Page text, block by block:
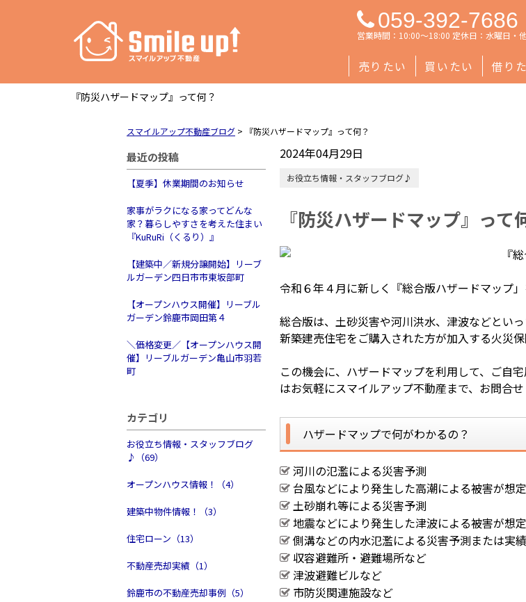
059-392-7686
営業時間：10:00～18:00 定休日：水曜日・
売りたい 買いたい 借り
『防災ハザードマップ』って何？
スマイルアップ不動産ブログ > 『防災ハザードマップ』って何？
最近の投稿
【夏季】休業期間のお知らせ
家事がラクになる家ってどんな
家？暮らしやすさを考えた住まい
『KuRuRi（くるり）』
【建築中／新規分譲開始】リーブ
ルガーデン四日市市東坂部町
【オープンハウス開催】リーブル
ガーデン鈴鹿市岡田第４
＼価格変更／【オープンハウス開
催】リーブルガーデン亀山市羽若
町
カテゴリ
お役立ち情報・スタッフブログ
♪（69）
オープンハウス情報！（4）
建築中物件情報！（3）
住宅ローン（13）
不動産売却実績（1）
鈴鹿市の不動産売却事例（5）
2024年04月29日
お役立ち情報・スタッフブログ♪
『防災ハザードマップ』って
『
令和６年４月に新しく『総合版ハザードマップ
総合版は、土砂災害や河川洪水、津波などとい
新築建売住宅をご購入された方が加入する火災
この機会に、ハザードマップを利用して、ご自
はお気軽にスマイルアップ不動産まで、お問合せ
ハザードマップで何がわかるの？
河川の氾濫による災害予測
台風などにより発生した高潮による被害が想
土砂崩れ等による災害予測
地震などにより発生した津波による被害が想
側溝などの内水氾濫による災害予測または実
収容避難所・避難場所など
津波避難ビルなど
市防災関連施設など